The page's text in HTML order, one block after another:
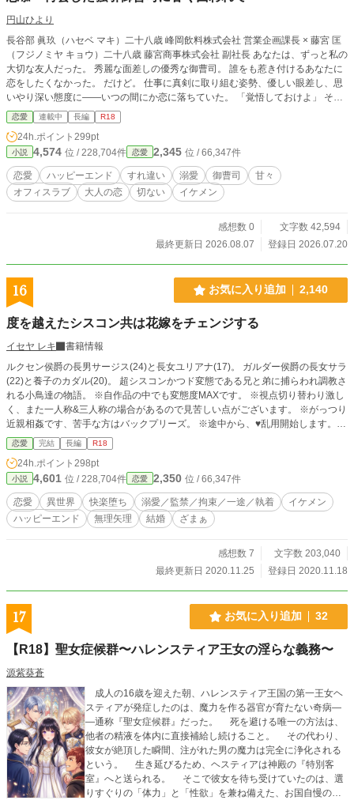
円山ひより
長谷部 眞玖（ハセベ マキ）二十八歳 峰岡飲料株式会社 営業企画課長 × 藤宮 匡
（フジノミヤ キョウ）二十八歳 藤宮商事株式会社 副社長 あなたは、ずっと私の
大切な友人だった。 秀麗な面差しの優秀な御曹司。 誰をも惹き付けるあなたに
恋をしたくなかった。 だけど。 仕事に真剣に取り組む姿勢、優しい眼差し、思
いやり深い態度に――いつの間にか恋に落ちていた。 「覚悟しておけよ」 そう
言い残し、私を置いて旅立った。 音信不通の四年間、何度もあきらめようとし
た。 それなのに。 なんで今になって、現れるの？ 「もう逃がすつもりはない」
執着も束縛も嫌いなくせに、どうして？ 「俺が婚約者になってほしいと心から
願うのは眞玖だけだ」 胸にこみ上げる想いや不安をなにひとつ口にできない。
なぜ、恋をするとこんなに臆病になるんだろう。 優しく抱きしめないで。 甘い
キスをしないで。 私の体に所有印を刻みつけないで。 ……お願いだから、もう
期待させないで。 ✿❀✿❀✿❀✿❀✿❀✿❀✿❀✿❀✿❀✿❀ こちらの作品は他社様
恋愛 連載中 長編 R18
24h.ポイント 299pt
小説 4,574 位 / 228,704件 恋愛 2,345 位 / 66,347件
恋愛 ハッピーエンド すれ違い 溺愛 御曹司
甘々
オフィスラブ
大人の恋 切ない イケメン
感想数 0
文字数 42,594
最終更新日 2026.08.07
登録日 2026.07.20
16 お気に入り追加 2,140
度を越えたシスコン共は花嫁をチェンジする
イセヤ レキ
書籍情報
ルクセン侯爵の長男サージス(24)と長女ユリアナ(17)。 ガルダー侯爵の長女サラ
(22)と養子のカダル(20)。 超シスコンかつド変態である兄と弟に捕らわれ調教さ
れる小鳥達の物語。 ※自作品の中でも変態度MAXです。 ※視点切り替わり激し
く、また一人称&三人称の場合があるので見苦しい点がございます。 ※がっつり
近親相姦です、苦手な方はバックプリーズ。 ※途中から、♥️乱用開始します。閲
覧ご注意下さい。 言葉責め／調教／♥️乱用注意／ハッピーエンド／近親相姦／ヤ
ンデレ／溺愛／らぶえっち／美形／無理矢理／処女／シスコン／中出し／変態度
MAX／エロはらめぇ寄り／アナル／スライム／排泄管理／監禁／拘束／快楽堕
ち／ひたすらエロ／中身はない／甘々／溺愛／執着／SM／パイズリ／媚薬／張
形／スカトロ／クリ肥大／クンニ／スパンキング／剃毛／連続絶頂／公開セック
ス／レイプ未遂 ★…サージス&ユリアナのR回です。 ☆…カダル&サラのR回で
す。 ※全98話、完結済みです。
恋愛 完結 長編 R18
24h.ポイント 298pt
小説 4,601 位 / 228,704件 恋愛 2,350 位 / 66,347件
恋愛 異世界 快楽堕ち 溺愛／監禁／拘束／一途／執着
イケメン
ハッピーエンド
無理矢理 結婚 ざまぁ
感想数 7
文字数 203,040
最終更新日 2020.11.25
登録日 2020.11.18
17 お気に入り追加 32
【R18】聖女症候群〜ハレンスティア王女の淫らな義務〜
源紫葵蒼
成人の16歳を迎えた朝、ハレンスティア王国の第一王女ヘ
スティアが発症したのは、魔力を作る器官が育たない奇病―
―通称『聖女症候群』だった。 死を避ける唯一の方法は、
他者の精液を体内に直接補給し続けること。 その代わり、
彼女が絶頂した瞬間、注がれた男の魔力は完全に浄化される
という。 生き延びるため、ヘスティアは神殿の『特別客
室』へと送られる。 そこで彼女を待ち受けていたのは、選
りすぐりの「体力」と「性欲」を兼ね備えた、お国自慢のチ